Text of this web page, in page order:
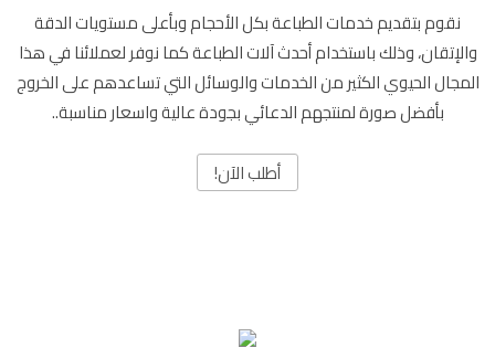
نقوم بتقديم خدمات الطباعة بكل الأحجام وبأعلى مستويات الدقة
والإتقان، وذلك باستخدام أحدث آلات الطباعة كما نوفر لعملائنا في هذا
المجال الحيوي الكثير من الخدمات والوسائل التي تساعدهم على الخروج
بأفضل صورة لمنتجهم الدعائي بجودة عالية واسعار مناسبة..
أطلب الآن!